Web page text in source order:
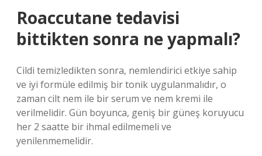
Roaccutane tedavisi
bittikten sonra ne yapmalı?
Cildi temizledikten sonra, nemlendirici etkiye sahip
ve iyi formüle edilmiş bir tonik uygulanmalıdır, o
zaman cilt nem ile bir serum ve nem kremi ile
verilmelidir. Gün boyunca, geniş bir güneş koruyucu
her 2 saatte bir ihmal edilmemeli ve
yenilenmemelidir.